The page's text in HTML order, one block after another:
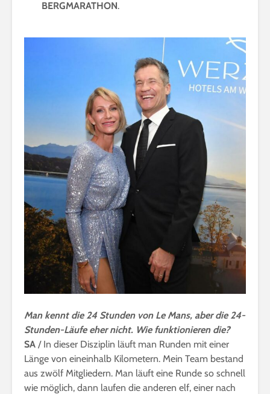
BERGMARATHON.
Man kennt die 24 Stunden von Le Mans, aber die 24-
Stunden-Läufe eher nicht. Wie funktionieren die?
SA / In dieser Disziplin läuft man Runden mit einer
Länge von eineinhalb Kilometern. Mein Team bestand
aus zwölf Mitgliedern. Man läuft eine Runde so schnell
wie möglich, dann laufen die anderen elf, einer nach